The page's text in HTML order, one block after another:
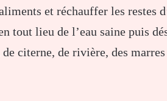
et réchauffer les restes
tout lieu de l’eau saine puis
citerne, de rivière, des marres